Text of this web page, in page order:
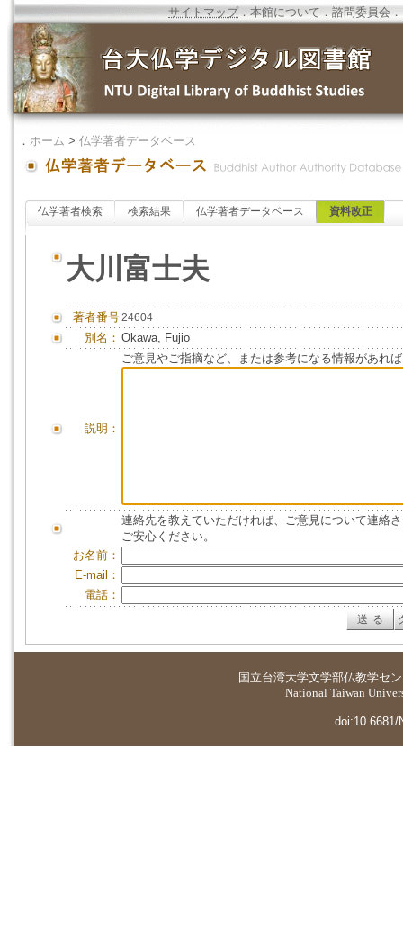
サイトマップ．本館について ．諮問委員会 ．
． ホーム > 仏学著者データベース
仏学著者検索 検索結果 仏学著者データベース 資料改正
大川富士夫
著者番号24604
別名： Okawa, Fujio
説明：
ご意見やご指摘など、または参考になる情報があれ
連絡先を教えていただければ、ご意見について連絡
ご安心ください。
お名前：
E-mail：
電話：
国立台湾大学文学部仏教学セ
National Taiwan
doi:10.6681/